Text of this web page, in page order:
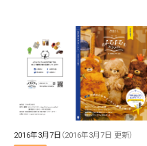
2016年3月7日 （2016年3月7日 更新）